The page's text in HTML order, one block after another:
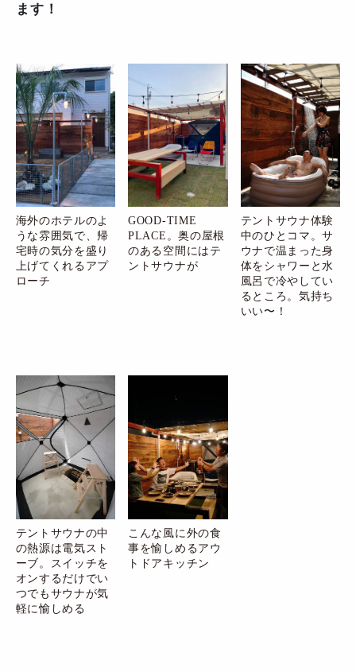
ます！
海外のホテルのよ
うな雰囲気で、帰
宅時の気分を盛り
上げてくれるアプ
ローチ
GOOD-TIME
PLACE。奥の屋根
のある空間にはテ
ントサウナが
テントサウナ体験
中のひとコマ。サ
ウナで温まった身
体をシャワーと水
風呂で冷やしてい
るところ。気持ち
いい〜！
テントサウナの中
の熱源は電気スト
ーブ。スイッチを
オンするだけでい
つでもサウナが気
軽に愉しめる
こんな風に外の食
事を愉しめるアウ
トドアキッチン